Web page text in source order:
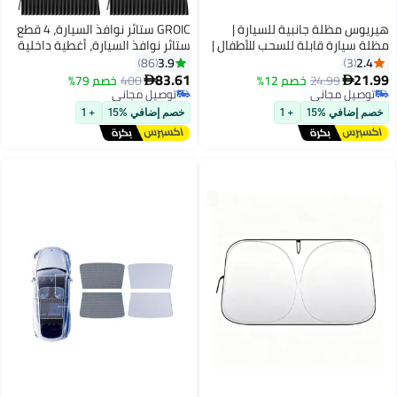
هيريوس مظلة جانبية للسيارة |
مظلة سيارة قابلة للسحب للأطفال |
ستائر نوافذ سيارة للأطفال لحماية
من الأشعة فوق البنفسجية وأشعة
× 140 سم)
2.4
3
21.99
24.99خصم 12%
توصيل مجاني
توصيل مجاني
خصم إضافي %15 + 1
GROIC ستائر نوافذ السيارة، 4 قطع
ستائر نوافذ السيارة، أغطية داخلية
كاملة للخصوصية، ستائر الشمس
للنافذة الأمامية للسيارة، ستائر
الشمس للنافذة الخلفية للسيارة،
أغطية سوداء مغناطيسية
للخصوصية، ستائر السيارة، الجزء
الداخلي للسيارة
3.9
86
83.61
400 خصم 79%
توصيل مجاني
توصيل مجاني
خصم إضافي %15 + 1